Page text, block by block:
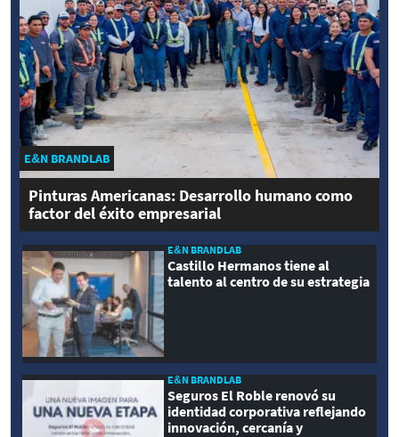
E&N BRANDLAB
Pinturas Americanas: Desarrollo humano como
factor del éxito empresarial
E&N BRANDLAB
Castillo Hermanos tiene al
talento al centro de su estrategia
E&N BRANDLAB
Seguros El Roble renovó su
identidad corporativa reflejando
innovación, cercanía y